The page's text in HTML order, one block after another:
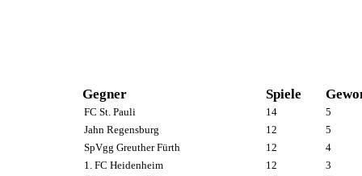
Gegner Spiele
FC St. Pauli 14
5
Jahn Regensburg
12
5
SpVgg Greuther Fürth
12
4
1. FC Heidenheim
12
3